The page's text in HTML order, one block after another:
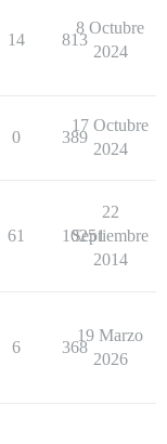
14 813
8 Octubre
2024
0 389
17 Octubre
2024
61 10251
22
Septiembre
2014
6 368
19 Marzo
2026